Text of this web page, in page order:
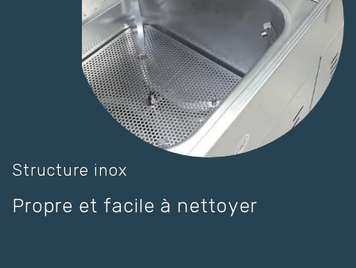
Structure inox
Propre et facile à nettoyer